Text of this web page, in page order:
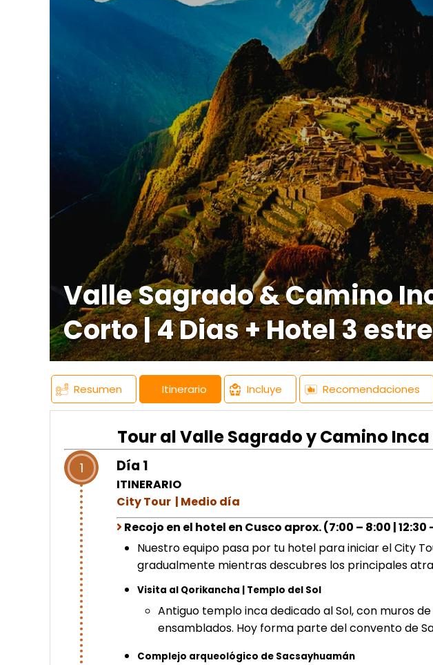
Valle Sagrado & Camino
Corto | 4 Dias + Hotel 3
Resumen Itinerario Incluye Recomendaciones
Tour al Valle Sagrado y Camino Inca
1 Día 1
ITINERARIO
City Tour | Medio día
Recojo en el hotel en Cusco aprox. (7:00 – 8:00 | 12:30
Nuestro equipo pasa por tu hotel para iniciar el City
gradualmente mientras descubres los principales
Visita al Qorikancha | Templo del Sol
Antiguo templo inca dedicado al Sol, con muros
ensamblados. Hoy forma parte del convento de
Complejo arqueológico de Sacsayhuamán